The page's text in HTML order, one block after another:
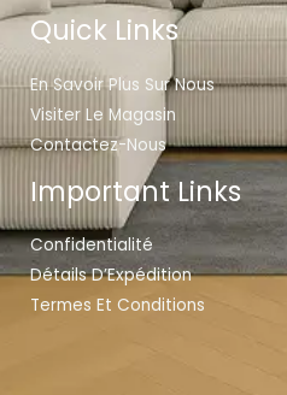
Quick Links
En Savoir Plus Sur Nous
Visiter Le Magasin
Contactez-Nous
Important Links
Confidentialité
Détails D’Expédition
Termes Et Conditions